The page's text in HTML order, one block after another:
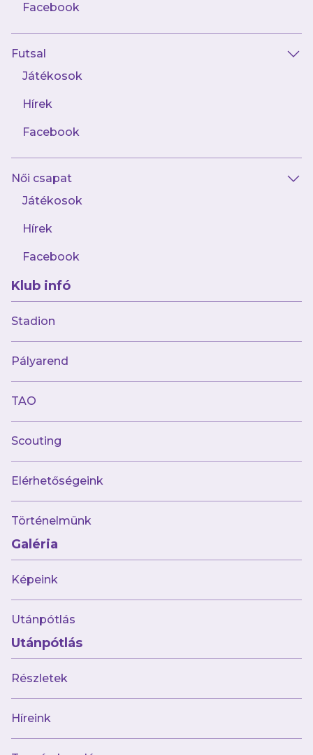
Facebook
Futsal
Játékosok
Hírek
Facebook
Női csapat
Játékosok
Hírek
Facebook
Klub infó
Stadion
Pályarend
TAO
Scouting
Elérhetőségeink
Történelmünk
Galéria
Képeink
Utánpótlás
Utánpótlás
Részletek
Híreink